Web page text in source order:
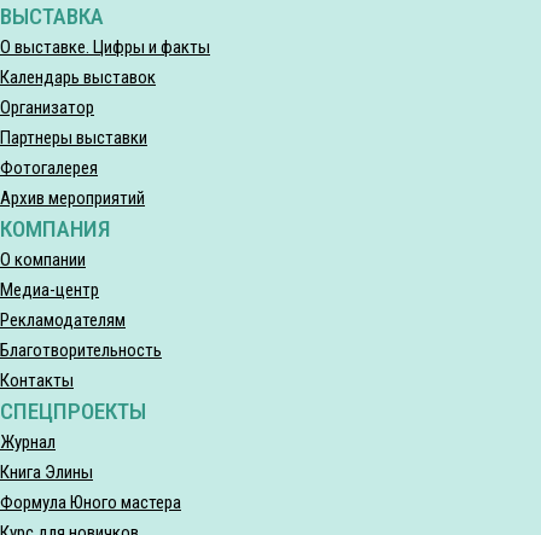
ВЫСТАВКА
О выставке. Цифры и факты
Календарь выставок
Организатор
Партнеры выставки
Фотогалерея
Архив мероприятий
КОМПАНИЯ
О компании
Медиа-центр
Рекламодателям
Благотворительность
Контакты
СПЕЦПРОЕКТЫ
Журнал
Книга Элины
Формула Юного мастера